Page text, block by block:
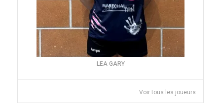
LEA GARY
Voir tous les joueurs